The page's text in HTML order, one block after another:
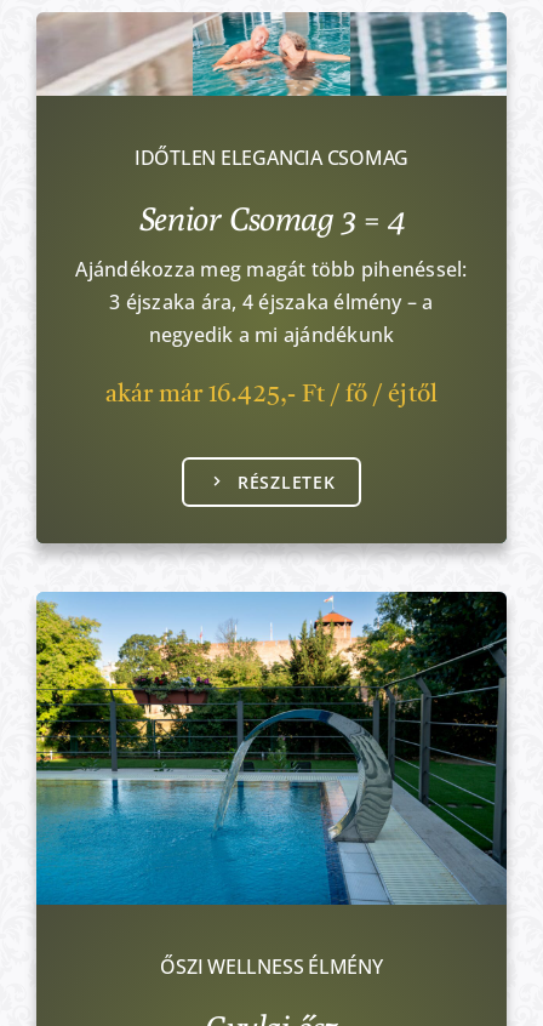
IDŐTLEN ELEGANCIA CSOMAG
Senior Csomag 3 = 4
Ajándékozza meg magát több pihenéssel:
3 éjszaka ára, 4 éjszaka élmény – a
negyedik a mi ajándékunk
akár már 16.425,- Ft / fő / éjtől
RÉSZLETEK
ŐSZI WELLNESS ÉLMÉNY